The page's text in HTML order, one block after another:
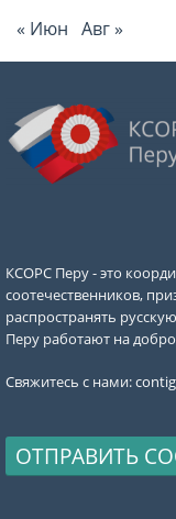
« Июн Авг »
КСОРС Перу - это
соотечественников,
распространять
Перу работают на
Свяжитесь с нами:
ОТПРАВИТЬ